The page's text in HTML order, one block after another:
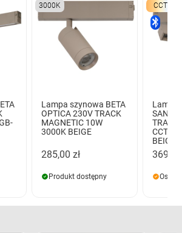
3000K
Lampa szynowa BETA
OPTICA 230V TRACK
MAGNETIC 10W
3000K BEIGE
285,00 zł
Produkt dostępny
CCT
Lampa
TRACK
CCT
BEIGE
369,00